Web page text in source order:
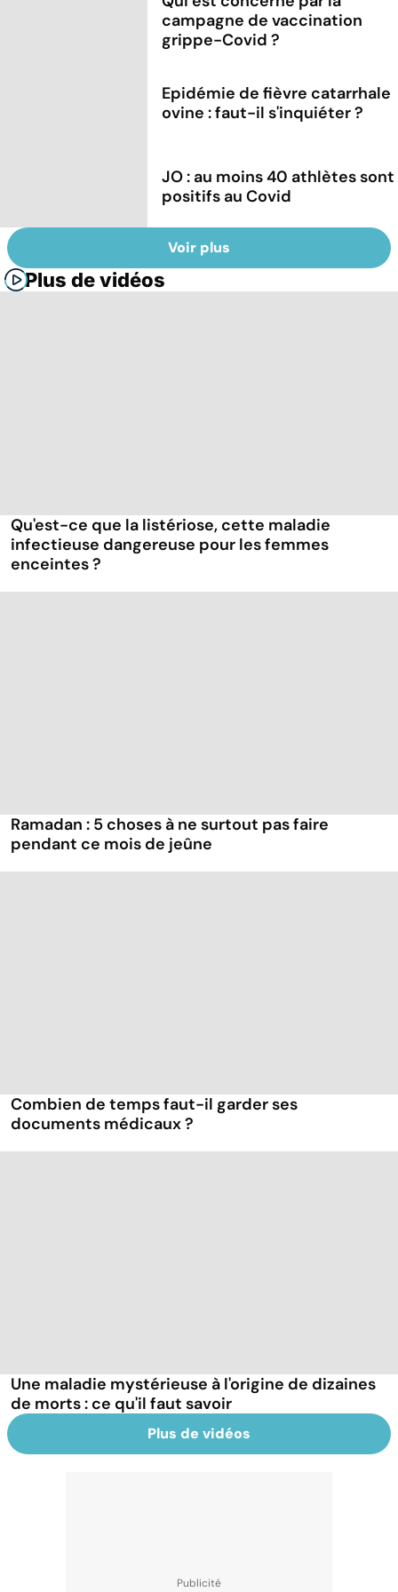
campagne de vaccination
grippe-Covid ?
Epidémie de fièvre catarrhale
ovine : faut-il s'inquiéter ?
JO : au moins 40 athlètes sont
positifs au Covid
Voir plus
Plus de vidéos
Qu'est-ce que la listériose, cette maladie
infectieuse dangereuse pour les femmes
enceintes ?
Ramadan : 5 choses à ne surtout pas faire
pendant ce mois de jeûne
Combien de temps faut-il garder ses
documents médicaux ?
Une maladie mystérieuse à l'origine de dizaines
de morts : ce qu'il faut savoir
Plus de vidéos